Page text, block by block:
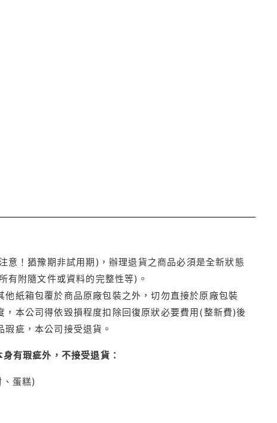
！猶豫期非試用期)，辦理退貨之商品必須是全新狀態
有附隨文件或資料的完整性等)。
紙箱包覆於商品原廠包裝之外，切勿直接於原廠包裝
本公司得依毀損程度扣除回復原狀必要費用(整新費)後
疵，本公司接受退貨。
有瑕疵外，不接受退貨：
蛋糕)